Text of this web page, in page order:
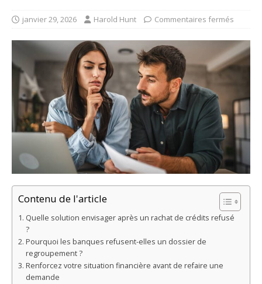
janvier 29, 2026 Harold Hunt Commentaires fermés
Contenu de l'article
Quelle solution envisager après un rachat de crédits refusé
?
Pourquoi les banques refusent-elles un dossier de
regroupement ?
Renforcez votre situation financière avant de refaire une
demande